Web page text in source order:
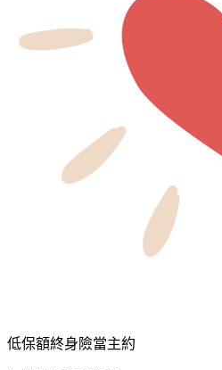
低保額終身險當主約